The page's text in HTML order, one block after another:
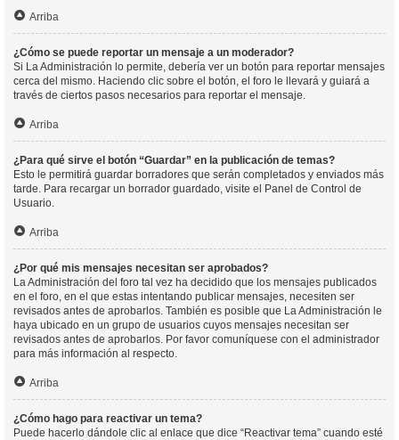
Arriba
¿Cómo se puede reportar un mensaje a un moderador?
Si La Administración lo permite, debería ver un botón para reportar mensajes
cerca del mismo. Haciendo clic sobre el botón, el foro le llevará y guiará a
través de ciertos pasos necesarios para reportar el mensaje.
Arriba
¿Para qué sirve el botón “Guardar” en la publicación de temas?
Esto le permitirá guardar borradores que serán completados y enviados más
tarde. Para recargar un borrador guardado, visite el Panel de Control de
Usuario.
Arriba
¿Por qué mis mensajes necesitan ser aprobados?
La Administración del foro tal vez ha decidido que los mensajes publicados
en el foro, en el que estas intentando publicar mensajes, necesiten ser
revisados antes de aprobarlos. También es posible que La Administración le
haya ubicado en un grupo de usuarios cuyos mensajes necesitan ser
revisados antes de aprobarlos. Por favor comuníquese con el administrador
para más información al respecto.
Arriba
¿Cómo hago para reactivar un tema?
Puede hacerlo dándole clic al enlace que dice “Reactivar tema” cuando esté